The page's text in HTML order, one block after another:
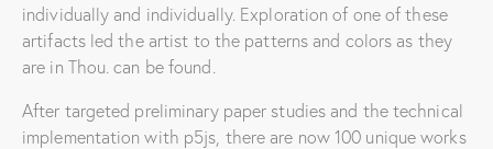
individually and individually. Exploration of one of these
artifacts led the artist to the patterns and colors as they
are in Thou. can be found.
After targeted preliminary paper studies and the technical
implementation with p5js, there are now 100 unique works